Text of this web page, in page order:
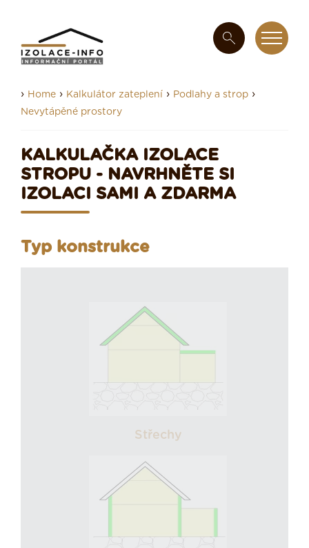
› Home › Kalkulátor zateplení › Podlahy a strop ›
Nevytápěné prostory
KALKULAČKA IZOLACE
STROPU - NAVRHNĚTE SI
IZOLACI SAMI A ZDARMA
Typ konstrukce
Střechy